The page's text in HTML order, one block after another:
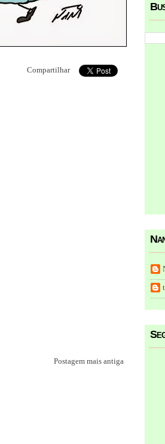
Compartilhar
Postagem mais antiga